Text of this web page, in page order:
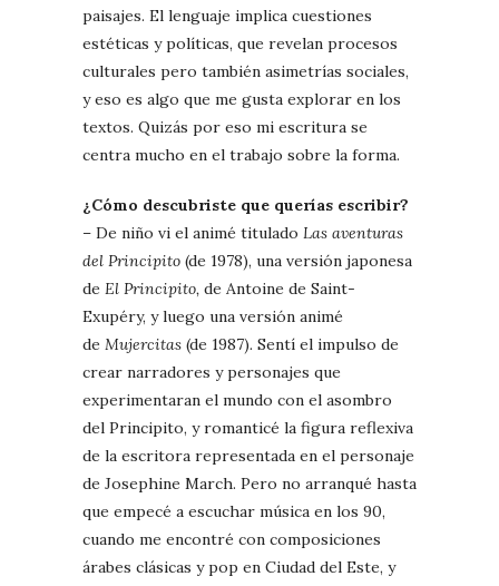
paisajes. El lenguaje implica cuestiones
estéticas y políticas, que revelan procesos
culturales pero también asimetrías sociales,
y eso es algo que me gusta explorar en los
textos. Quizás por eso mi escritura se
centra mucho en el trabajo sobre la forma.
¿Cómo descubriste que querías escribir?
– De niño vi el animé titulado Las aventuras
del Principito (de 1978), una versión japonesa
de El Principito, de Antoine de Saint-
Exupéry, y luego una versión animé
de Mujercitas (de 1987). Sentí el impulso de
crear narradores y personajes que
experimentaran el mundo con el asombro
del Principito, y romanticé la figura reflexiva
de la escritora representada en el personaje
de Josephine March. Pero no arranqué hasta
que empecé a escuchar música en los 90,
cuando me encontré con composiciones
árabes clásicas y pop en Ciudad del Este, y